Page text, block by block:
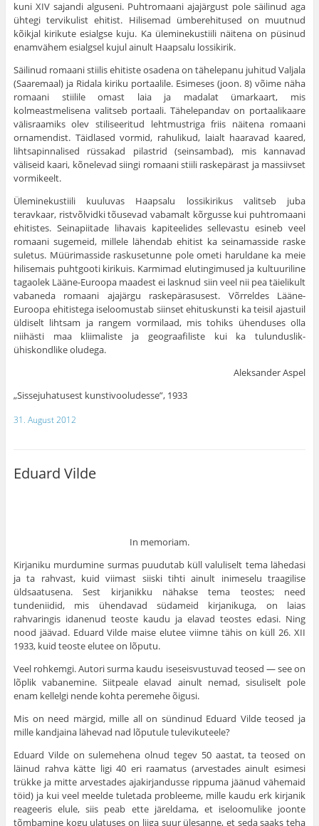
kuni XIV sajandi alguseni. Puhtromaani ajajärgust pole säilinud aga
ühtegi tervikulist ehitist. Hilisemad ümberehitused on muutnud
kõikjal kirikute esialgse kuju. Ka üleminekustiili näitena on püsinud
enam­vähem esialgsel kujul ainult Haapsalu lossikirik.
Säilinud romaani stiilis ehitiste osadena on tähelepanu juhitud Valjala
(Saaremaal) ja Ridala kiriku portaalile. Esimeses (joon. 8) võime näha
romaani stiilile omast laia ja madalat ümarkaart, mis
kolmeastmelisena valitseb portaali. Tähelepandav on portaalikaare
välisraamiks olev stiliseeri­tud lehtmustriga friis näitena romaani
ornamendist. Täid­lased vormid, rahulikud, laialt haaravad kaared,
lihtsapinnalised rüssakad pilastrid (seinsambad), mis kannavad
väliseid kaari, kõnelevad siingi romaani stiili raskepärast ja massiiv­set
vormikeelt.
Üleminekustiili kuuluvas Haapsalu lossikirikus valitseb juba
teravkaar, ristvõlvidki tõusevad vabamalt kõrgusse kui puhtromaani
ehitistes. Seinapiitade lihavais kapiteelides sellevastu esineb veel
romaani sugemeid, millele lähendab ehitist ka seinamasside raske
suletus. Müürimasside raskusetunne pole ometi haruldane ka meie
hilisemais puhtgooti kirikuis. Karmimad elutingimused ja kultuuriline
tagaolek Lääne-Euroopa maadest ei lasknud siin veel nii pea täielikult
vabaneda romaani ajajärgu raskepärasusest. Võrreldes Lääne-
Euroopa ehitistega iseloomustab siinset ehituskunsti ka teisil ajastuil
üldiselt lihtsam ja rangem vormilaad, mis tohiks ühenduses olla
niihästi maa kliimaliste ja geograafiliste kui ka tulunduslik-
ühiskondlike oludega.
Aleksander Aspel
„Sissejuhatusest kunstivooludesse”, 1933
31. August 2012
Eduard Vilde
In memoriam.
Kirjaniku murdumine surmas puudutab küll valuliselt tema lähedasi
ja ta rahvast, kuid viimast siiski tihti ainult inimeselu traagilise
üldsaatusena. Sest kirjanikku nähakse tema teostes; need
tundeniidid, mis ühendavad südameid kirjanikuga, on laias
rahvaringis idanenud teoste kaudu ja elavad teostes edasi. Ning
nood jäävad. Eduard Vilde maise elutee viimne tähis on küll 26. XII
1933, kuid teoste elutee on lõputu.
Veel rohkemgi. Autori surma kaudu iseseisvustuvad teosed — see on
lõplik vabanemine. Siitpeale elavad ainult nemad, sisuliselt pole
enam kellelgi nende kohta peremehe õigusi.
Mis on need märgid, mille all on sündinud Eduard Vilde teosed ja
mille kandjaina lähevad nad lõputule tulevikuteele?
Eduard Vilde on sulemehena olnud tegev 50 aastat, ta teosed on
läinud rahva kätte ligi 40 eri raamatus (arvestades ainult esimesi
trükke ja mitte arvestades ajakirjandusse rippuma jäänud vähemaid
töid) ja kui veel meelde tuletada probleeme, mille kaudu erk kirjanik
reageeris elule, siis peab ette järeldama, et iseloomulike joonte
tõmbamine kogu ulatuses on liiga suur ülesanne, et seda saaks teha